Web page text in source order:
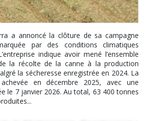
a annoncé la clôture de sa campagne
par des conditions climatiques
indique avoir mené l’ensemble
la récolte de la canne à la production
la sécheresse enregistrée en 2024. La
achevée en décembre 2025, avec une
le 7 janvier 2026. Au total, 63 400 tonnes